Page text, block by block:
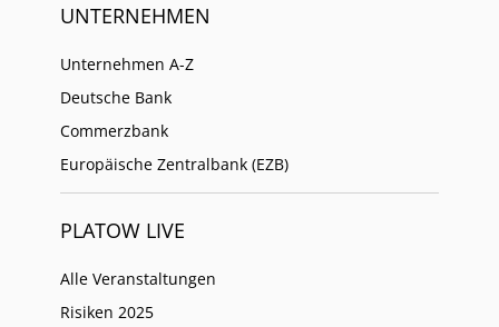
UNTERNEHMEN
Unternehmen A-Z
Deutsche Bank
Commerzbank
Europäische Zentralbank (EZB)
PLATOW LIVE
Alle Veranstaltungen
Risiken 2025